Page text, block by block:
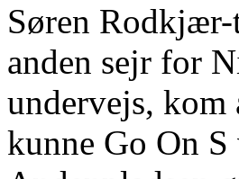
Søren
anden sejr for
undervejs, kom
kunne Go On